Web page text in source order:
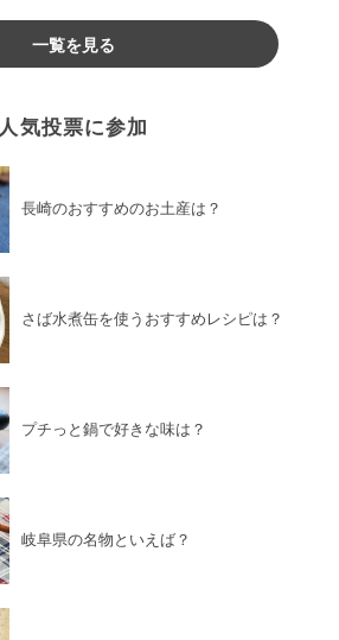
一覧を見る
人気投票に参加
長崎のおすすめのお土産は？
さば水煮缶を使うおすすめレシピは？
プチっと鍋で好きな味は？
岐阜県の名物といえば？